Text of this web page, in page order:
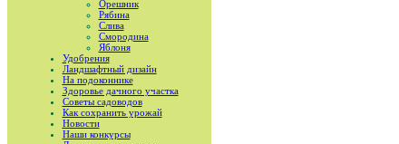
Орешник
Рябина
Слива
Смородина
Яблоня
Удобрения
Ландшафтный дизайн
На подоконнике
Здоровье дачного участка
Советы садоводов
Как сохранить урожай
Новости
Наши конкурсы